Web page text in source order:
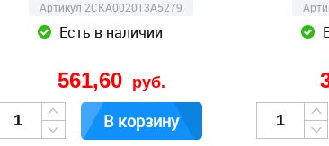
Артикул 2CKA002013A5279
Есть в наличии
561,60 руб.
В корзину